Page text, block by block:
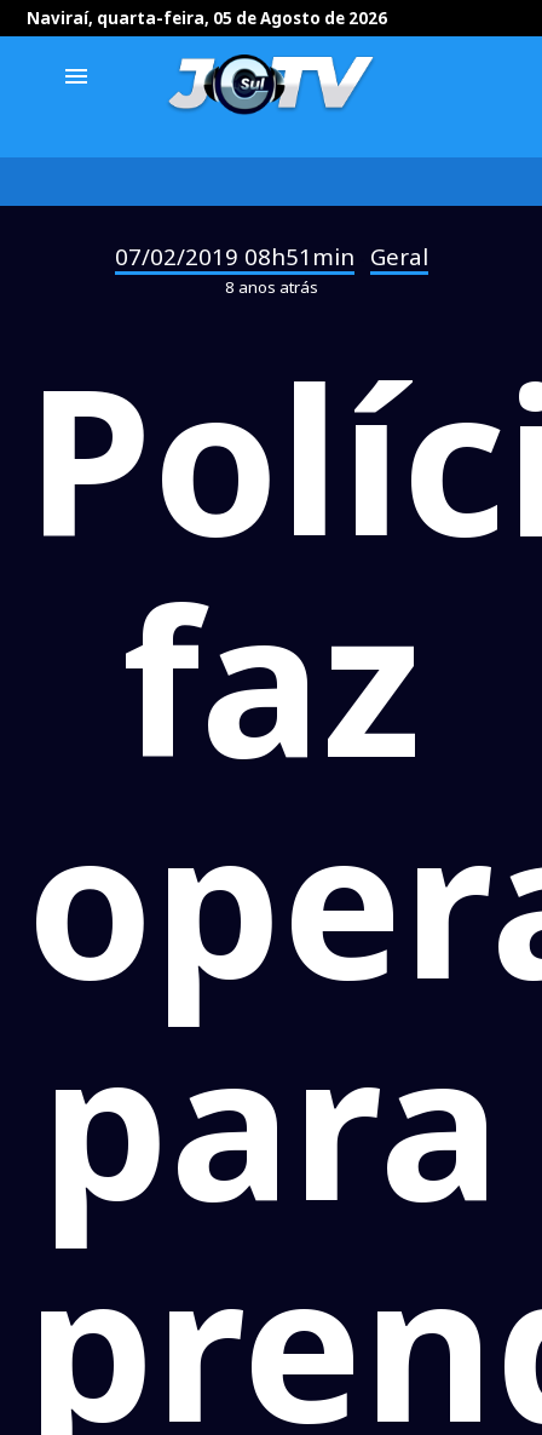
Naviraí, quarta-feira, 05 de Agosto de 2026
menu
07/02/2019 08h51min Geral
8 anos atrás
faz
para